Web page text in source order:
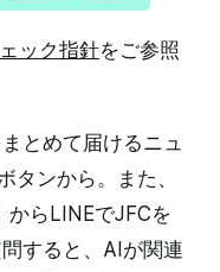
ック指針をご参照
とめて届けるニュ
タンから。また、
からLINEでJFCを
すると、AIが関連